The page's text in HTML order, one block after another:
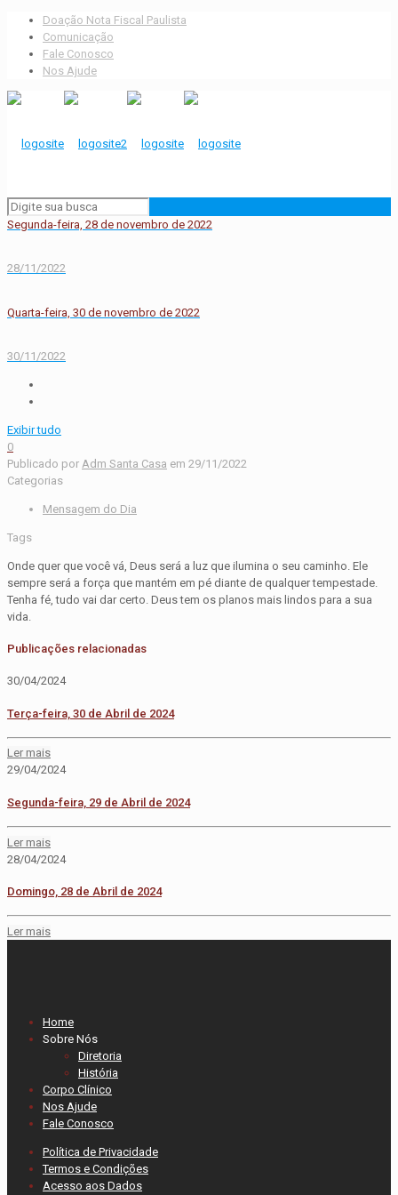
Doação Nota Fiscal Paulista
Comunicação
Fale Conosco
Nos Ajude
Segunda-feira, 28 de novembro de 2022
28/11/2022
Quarta-feira, 30 de novembro de 2022
30/11/2022
Exibir tudo
0
Publicado por Adm Santa Casa em 29/11/2022
Categorias
Mensagem do Dia
Tags
Onde quer que você vá, Deus será a luz que ilumina o seu caminho. Ele
sempre será a força que mantém em pé diante de qualquer tempestade.
Tenha fé, tudo vai dar certo. Deus tem os planos mais lindos para a sua
vida.
Publicações relacionadas
30/04/2024
Terça-feira, 30 de Abril de 2024
Ler mais
29/04/2024
Segunda-feira, 29 de Abril de 2024
Ler mais
28/04/2024
Domingo, 28 de Abril de 2024
Ler mais
Home
Sobre Nós
Diretoria
História
Corpo Clínico
Nos Ajude
Fale Conosco
Política de Privacidade
Termos e Condições
Acesso aos Dados